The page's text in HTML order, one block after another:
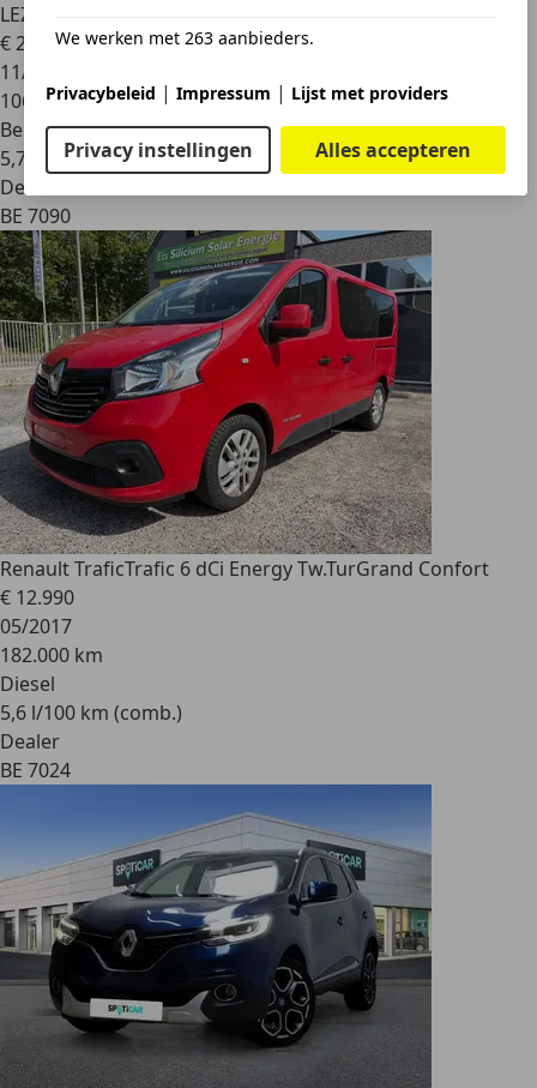
We werken met 263 aanbieders.
Privacybeleid | Impressum | Lijst met providers
Privacy instellingen Alles accepteren
LEZ OK !!!!
€ 2.990
11/2008
106.054 km
Benzine
5,7 l/100 km (comb.)
Dealer
BE 7090
Renault TraficTrafic 6 dCi Energy Tw.TurGrand Confort
€ 12.990
05/2017
182.000 km
Diesel
5,6 l/100 km (comb.)
Dealer
BE 7024